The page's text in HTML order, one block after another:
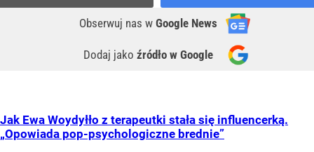
Obserwuj nas w Google News
Dodaj jako źródło w Google
Jak Ewa Woydyłło z terapeutki stała się influencerką.
„Opowiada pop-psychologiczne brednie”